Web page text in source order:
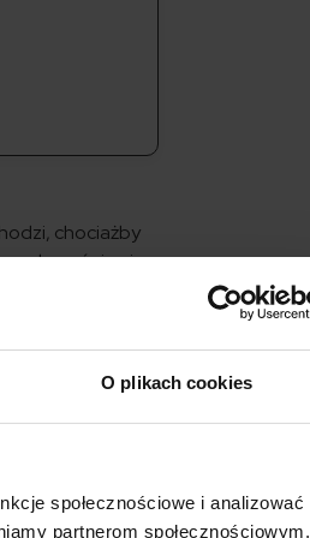
O plikach cookies
społecznościowe i analizować
partnerom społecznościowym,
chociażby
okazać się nie
służby
koszty